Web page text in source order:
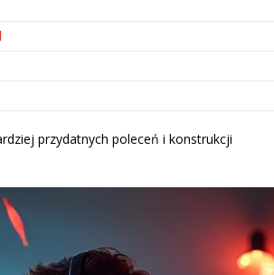
przydatnych poleceń i konstrukcji